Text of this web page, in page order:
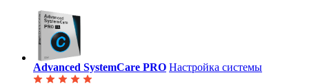
Advanced SystemCare PRO Настройка системы